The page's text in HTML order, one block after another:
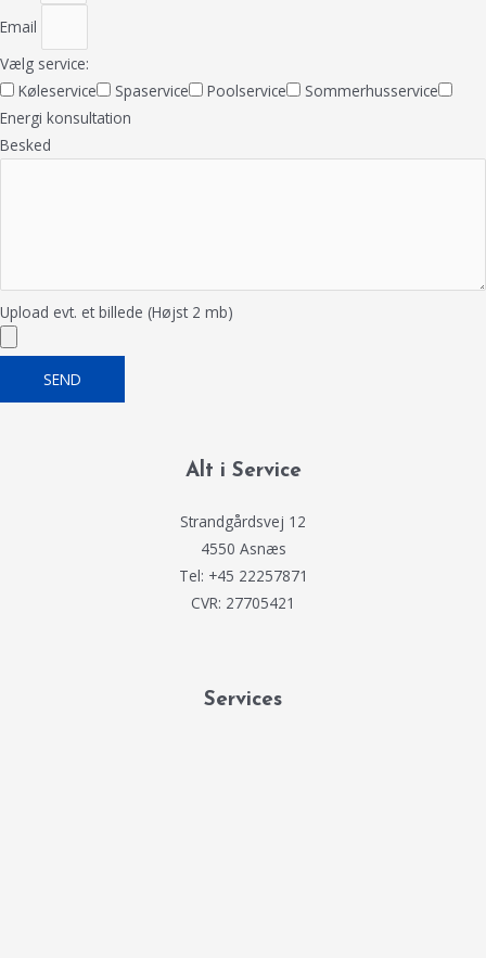
Email
Vælg service:
Køleservice
Spaservice Poolservice
Sommerhusservice
Energi konsultation
Besked
Upload evt. et billede (Højst 2 mb)
SEND
Alt i Service
Strandgårdsvej 12
4550 Asnæs
Tel: +45 22257871
CVR: 27705421
Services